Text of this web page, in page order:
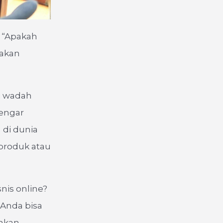
wadah
di dunia
atau
online?
bisa